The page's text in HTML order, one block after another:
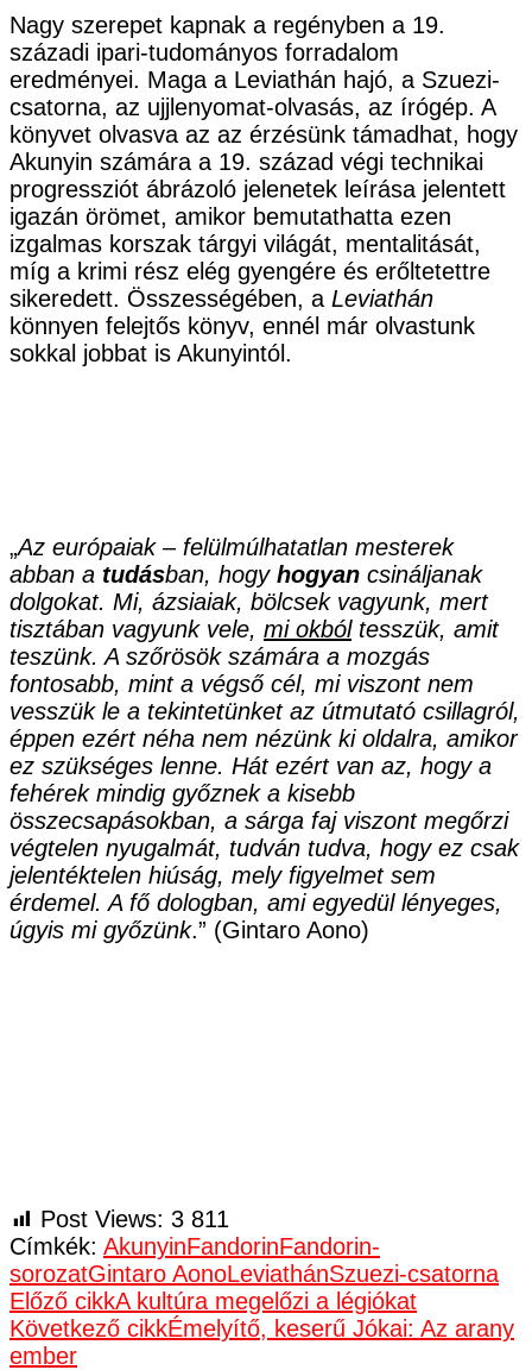
Nagy szerepet kapnak a regényben a 19.
századi ipari-tudományos forradalom
eredményei. Maga a Leviathán hajó, a Szuezi-
csatorna, az ujjlenyomat-olvasás, az írógép. A
könyvet olvasva az az érzésünk támadhat, hogy
Akunyin számára a 19. század végi technikai
progressziót ábrázoló jelenetek leírása jelentett
igazán örömet, amikor bemutathatta ezen
izgalmas korszak tárgyi világát, mentalitását,
míg a krimi rész elég gyengére és erőltetettre
sikeredett. Összességében, a Leviathán
könnyen felejtős könyv, ennél már olvastunk
sokkal jobbat is Akunyintól.
„Az európaiak – felülmúlhatatlan mesterek
abban a tudásban, hogy hogyan csináljanak
dolgokat. Mi, ázsiaiak, bölcsek vagyunk, mert
tisztában vagyunk vele, mi okbóltesszük, amit
teszünk. A szőrösök számára a mozgás
fontosabb, mint a végső cél, mi viszont nem
vesszük le a tekintetünket az útmutató csillagról,
éppen ezért néha nem nézünk ki oldalra, amikor
ez szükséges lenne. Hát ezért van az, hogy a
fehérek mindig győznek a kisebb
összecsapásokban, a sárga faj viszont megőrzi
végtelen nyugalmát, tudván tudva, hogy ez csak
jelentéktelen hiúság, mely figyelmet sem
érdemel. A fő dologban, ami egyedül lényeges,
úgyis mi győzünk.” (Gintaro Aono)
Post Views: 3 811
Címkék: AkunyinFandorinFandorin-
sorozatGintaro AonoLeviathánSzuezi-csatorna
Bejegyzések
navigációja
Előző cikkA kultúra megelőzi a légiókat
Következő cikkÉmelyítő, keserű Jókai: Az arany
ember